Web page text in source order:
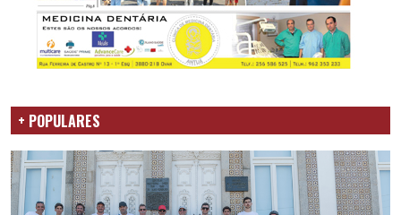
+ POPULARES